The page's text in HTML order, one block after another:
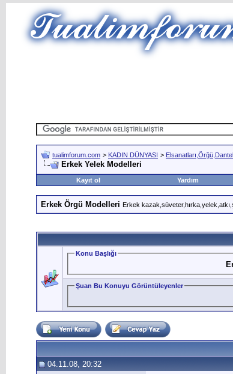
tualimforum.com > KADIN DÜNYASI >
Erkek Yelek Modelleri
Kayıt ol Yardım
Erkek Örgü Modelleri Erkek
Konu Başlığı
Şuan Bu Konuyu Görüntüleyenler
04.11.08, 20:32